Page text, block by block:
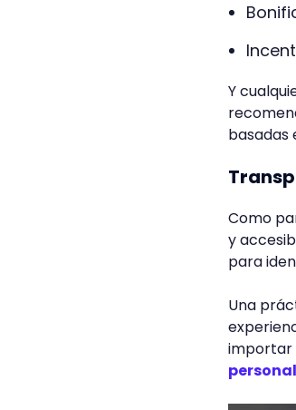
Y
basadas
Como
y
para
Una
importar
personal